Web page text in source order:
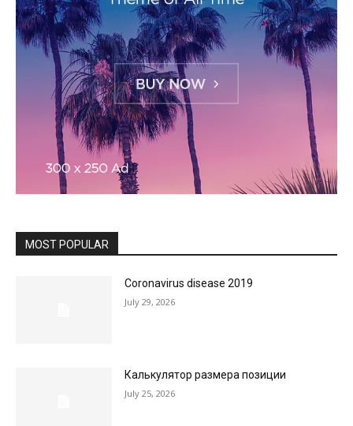
MOST POPULAR
Coronavirus disease 2019
July 29, 2026
Калькулятор размера позиции
July 25, 2026